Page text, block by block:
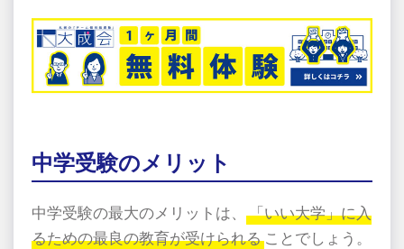
中学受験のメリット
中学受験の最大のメリットは、
「いい大学」に入
るための最良の教育が受けられる ことでしょう。